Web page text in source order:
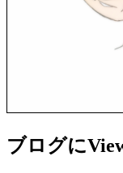
ブログに